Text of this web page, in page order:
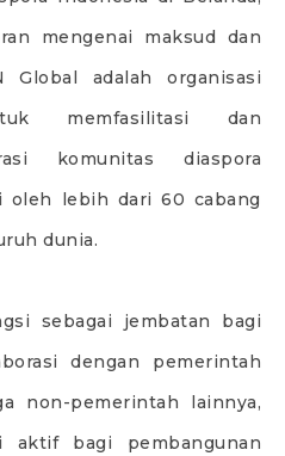
mengenai maksud dan
Global adalah organisasi
memfasilitasi dan
komunitas diaspora
oleh lebih dari 60 cabang
dunia.
sebagai jembatan bagi
dengan pemerintah
non-pemerintah lainnya,
aktif bagi pembangunan